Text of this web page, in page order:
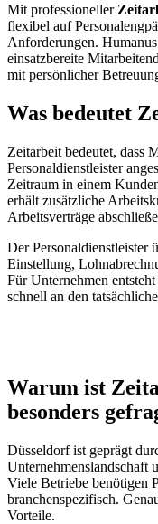
Mit professioneller
flexibel auf
Anforderungen.
einsatzbereite
mit persönlicher
Was bedeutet
Zeitarbeit bedeutet, dass
Personaldienstleister
Zeitraum in einem
erhält zusätzliche
Arbeitsverträge
Der Personaldienstleister
Einstellung,
Für Unternehmen
schnell an den
Warum ist
besonders
Düsseldorf ist geprägt
Unternehmenslandschaft
Viele Betriebe benötigen
branchenspezifisch.
Vorteile.